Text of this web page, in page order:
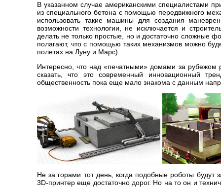
В указанном случае американскими специалистами
из специального бетона с помощью передвижного
использовать такие машины для создания
возможности технологии, не исключается и
делать не только простые, но и достаточно сложные
полагают, что с помощью таких механизмов можно
полетах на Луну и Марс).
Интересно, что над «печатными» домами за
сказать, что это современный инновационный
общественность пока еще мало знакома с данным
Не за горами тот день, когда подобные роботы будут
3D-принтер еще достаточно дорог. Но на то он и